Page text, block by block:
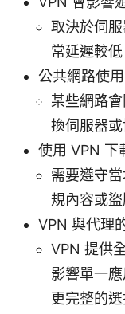
取決於伺
常延遲較
公共網路使
某些網路
換伺服器
使用 VPN 下
需要遵守
規內容或盜
VPN 與代理
VPN 提供
影響單一
更完整的選